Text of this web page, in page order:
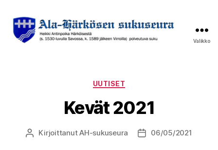
Valikko
Kategoriat
UUTISET
Kevät 2021
Kirjoittaja
KirjoittanutAH-sukuseura Julkaisupäivämäärä
06/05/2021